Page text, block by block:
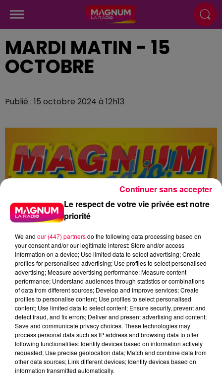
MARDI MATIN - 15
OCTOBRE
Publié : 15 octobre 2024 à 12h13
Flash infos
Crédit :Flash infos
Le respect de votre vie privée est notre
priorité
We and our (447) partnersdo the following data processing based on
your consent and/or our legitimate interest: Store and/or access
information on a device; Use limited data to select advertising; Create
profiles for personalised advertising; Use profiles to select personalised
advertising; Measure advertising performance; Measure content
performance; Understand audiences through statistics or combinations
of data from different sources; Develop and improve services; Create
profiles to personalise content; Use profiles to select personalised
content; Use limited data to select content; Ensure security, prevent and
detect fraud, and fix errors; Deliver and present advertising and content;
Save and communicate privacy choices. These technologies may
process personal data such as IP address and browsing data to offer
following functionalities: Identify devices based on information actively
requested; Use precise geolocation data; Match and combine data from
other data sources; Link different devices; Identify devices based on
information transmitted automatically.
Continuer sans accepter